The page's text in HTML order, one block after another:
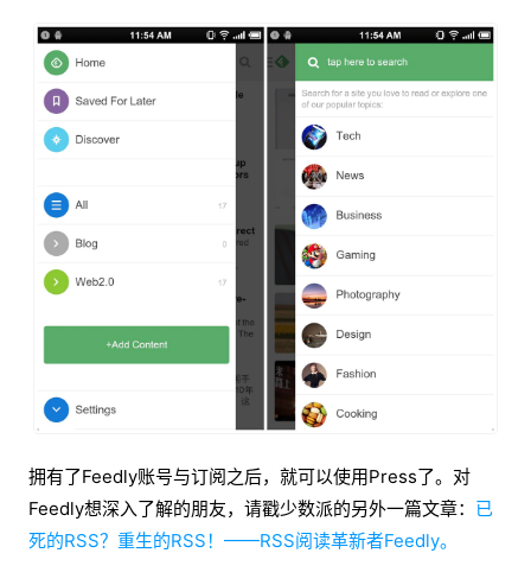
拥有了Feedly账号与订阅之后，就可以使用Press了。对
Feedly想深入了解的朋友，请戳少数派的另外一篇文章： 已
死的RSS？重生的RSS！——RSS阅读革新者Feedly。